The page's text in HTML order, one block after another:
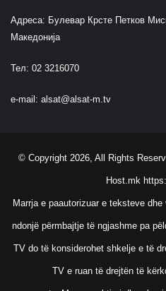
Адреса: Булевар Крсте Петков
Македонија
Тел: 02 3216070
e-mail: alsat@alsat-m.tv
© Copyright 2026, All Rights
Host.mk
Marrja e paautorizuar e teksteve
ndonjë përmbajtje të ngjashme pa
TV do të konsiderohet shkelje e të
TV e ruan të drejtën të